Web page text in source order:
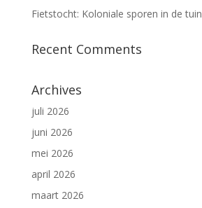
Fietstocht: Koloniale sporen in de tuin
Recent Comments
Archives
juli 2026
juni 2026
mei 2026
april 2026
maart 2026